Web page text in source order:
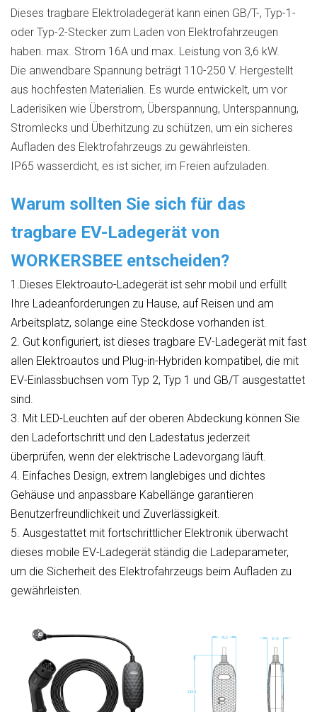
Dieses tragbare Elektroladegerät kann einen GB/T-, Typ-1-
oder Typ-2-Stecker zum Laden von Elektrofahrzeugen
haben. max. Strom 16A und max. Leistung von 3,6 kW.
Die anwendbare Spannung beträgt 110-250 V. Hergestellt
aus hochfesten Materialien. Es wurde entwickelt, um vor
Laderisiken wie Überstrom, Überspannung, Unterspannung,
Stromlecks und Überhitzung zu schützen, um ein sicheres
Aufladen des Elektrofahrzeugs zu gewährleisten.
IP65 wasserdicht, es ist sicher, im Freien aufzuladen.
Warum sollten Sie sich für das
tragbare EV-Ladegerät von
WORKERSBEE entscheiden?
1.Dieses Elektroauto-Ladegerät ist sehr mobil und erfüllt
Ihre Ladeanforderungen zu Hause, auf Reisen und am
Arbeitsplatz, solange eine Steckdose vorhanden ist.
2. Gut konfiguriert, ist dieses tragbare EV-Ladegerät mit fast
allen Elektroautos und Plug-in-Hybriden kompatibel, die mit
EV-Einlassbuchsen vom Typ 2, Typ 1 und GB/T ausgestattet
sind.
3. Mit LED-Leuchten auf der oberen Abdeckung können Sie
den Ladefortschritt und den Ladestatus jederzeit
überprüfen, wenn der elektrische Ladevorgang läuft.
4. Einfaches Design, extrem langlebiges und dichtes
Gehäuse und anpassbare Kabellänge garantieren
Benutzerfreundlichkeit und Zuverlässigkeit.
5. Ausgestattet mit fortschrittlicher Elektronik überwacht
dieses mobile EV-Ladegerät ständig die Ladeparameter,
um die Sicherheit des Elektrofahrzeugs beim Aufladen zu
gewährleisten.